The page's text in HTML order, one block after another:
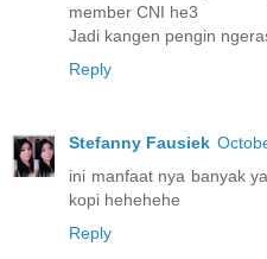
member CNI he3
Jadi kangen pengin
Reply
Stefanny Fausiek
ini manfaat nya banyak
kopi hehehehe
Reply